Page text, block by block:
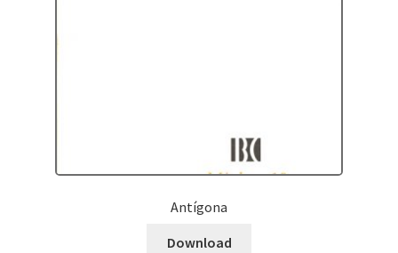
Antígona
Download